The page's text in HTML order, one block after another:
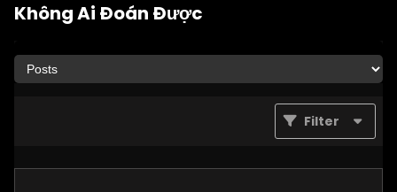
Không Ai Đoán Được
Filter